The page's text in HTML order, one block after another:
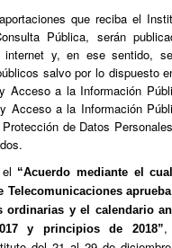
que reciba el
Pública, serán
y, en ese sentido,
salvo por lo dispuesto
Acceso a la Información
Acceso a la Información
de Datos
“Acuerdo mediante el
Telecomunicaciones
ordinarias y el calendario
y principios de 2018”,